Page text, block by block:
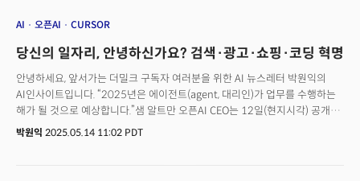
AI 오픈AI CURSOR
당신의 일자리, 안녕하신가요? 검색·광고·쇼핑·코딩 혁명
안녕하세요, 앞서가는 더밀크 구독자 여러분을 위한 AI 뉴스레터 박원익의
AI인사이트입니다. “2025년은 에이전트(agent, 대리인)가 업무를 수행하는
해가 될 것으로 예상합니다.”샘 알트만 오픈AI CEO는 12일(현지시각) 공개된
세콰이어 캐피탈(Sequoia Capital)과의 대담 ‘AI Ascent’에서 “그중에서도
박원익 2025.05.14 11:02 PDT